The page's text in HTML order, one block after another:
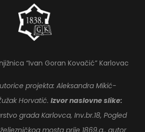
“Ivan Goran Kovačić” Karlovac
projekta: Aleksandra Mikić-
Horvatić. Izvor naslovne slike:
grada Karlovca, Inv.br.18, Pogled
mosta prije 1869.g., autor